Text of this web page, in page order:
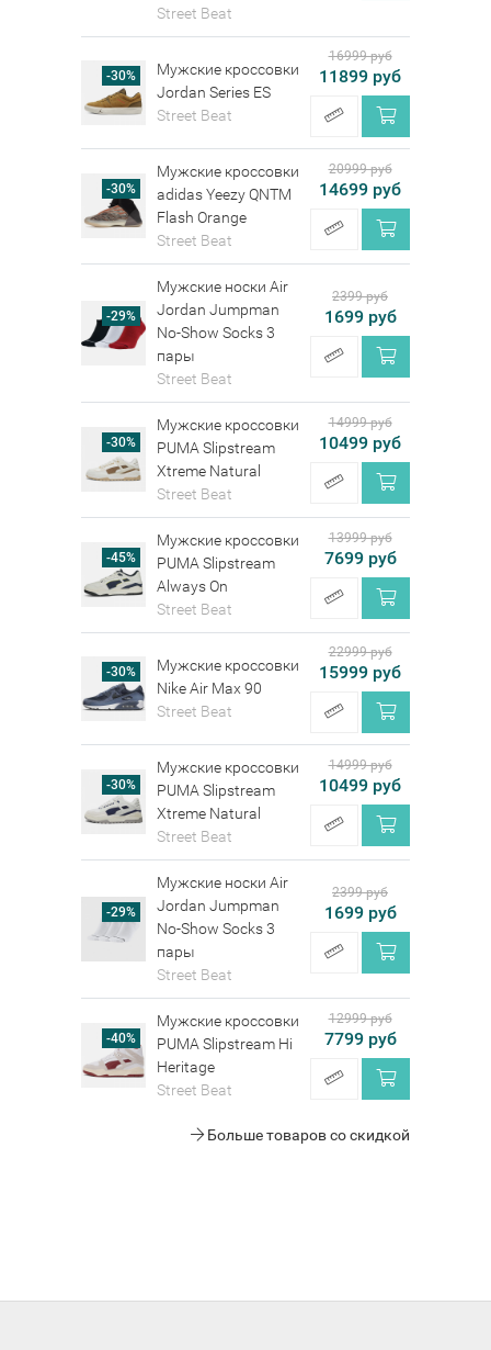
Street Beat
-30%
Мужские кроссовки
Jordan Series ES
Street Beat
16999 руб
11899 руб
-30%
Мужские кроссовки
adidas Yeezy QNTM
Flash Orange
Street Beat
20999 руб
14699 руб
-29%
Мужские носки Air
Jordan Jumpman
No-Show Socks 3
пары
Street Beat
2399 руб
1699 руб
-30%
Мужские кроссовки
PUMA Slipstream
Xtreme Natural
Street Beat
14999 руб
10499 руб
-45%
Мужские кроссовки
PUMA Slipstream
Always On
Street Beat
13999 руб
7699 руб
-30%
Мужские кроссовки
Nike Air Max 90
Street Beat
22999 руб
15999 руб
-30%
Мужские кроссовки
PUMA Slipstream
Xtreme Natural
Street Beat
14999 руб
10499 руб
-29%
Мужские носки Air
Jordan Jumpman
No-Show Socks 3
пары
Street Beat
2399 руб
1699 руб
-40%
Мужские кроссовки
PUMA Slipstream Hi
Heritage
Street Beat
12999 руб
7799 руб
Больше товаров со скидкой